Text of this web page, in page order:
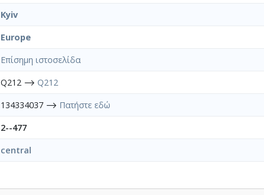
Kyiv
Europe
Επίσημη ιστοσελίδα
Q212 ⟶ Q212
134334037 ⟶ Πατήστε εδώ
2--477
central